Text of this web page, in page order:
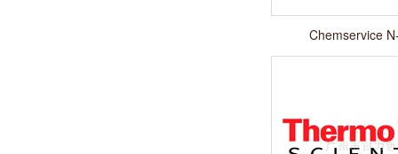
Chemservice